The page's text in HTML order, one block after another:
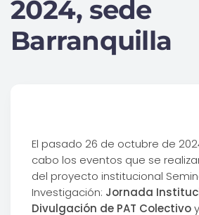
2024, sede
Barranquilla
El pasado 26 de octubre de
cabo los eventos que se
del proyecto institucional
Investigación: Jornada
Divulgación de PAT Colectivo